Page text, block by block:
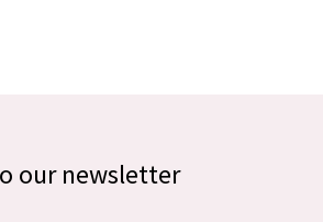
our newsletter